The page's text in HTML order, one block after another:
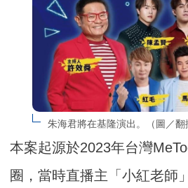
朱海君將在基隆演出。（圖／翻
本案起源於2023年台灣
圈，當時直播主「小紅老師